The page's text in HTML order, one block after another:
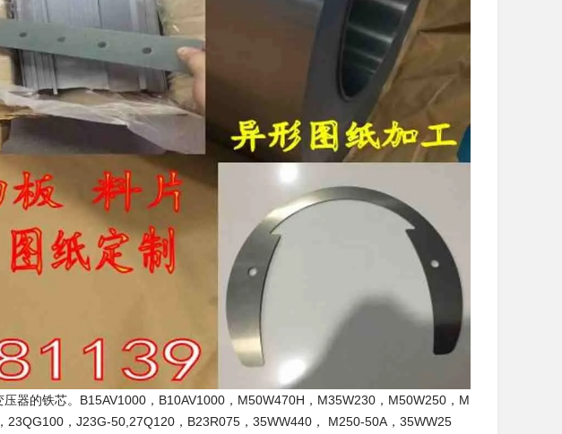
器的铁芯。B15AV1000，B10AV1000，M50W470H，M35W230，M50W250，M
，J23G-50,27Q120，B23R075，35WW440， M250-50A，35WW25